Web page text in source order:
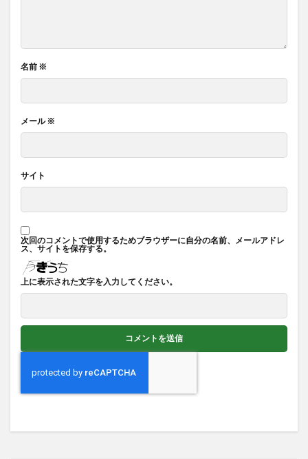
名前 ※
メール※
サイト
次回のコメントで使用するためブラウザーに自分の名前、メールアドレ
ス、サイトを保存する。
上に表示された文字を入力してください。